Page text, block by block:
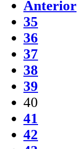
Anterior
35
36
37
38
39
40
41
42